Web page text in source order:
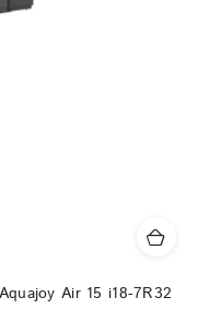
Air 15 i18-7R32